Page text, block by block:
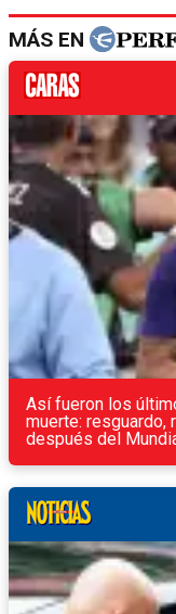
MÁS EN
Así fueron los
muerte: resguardo,
después del